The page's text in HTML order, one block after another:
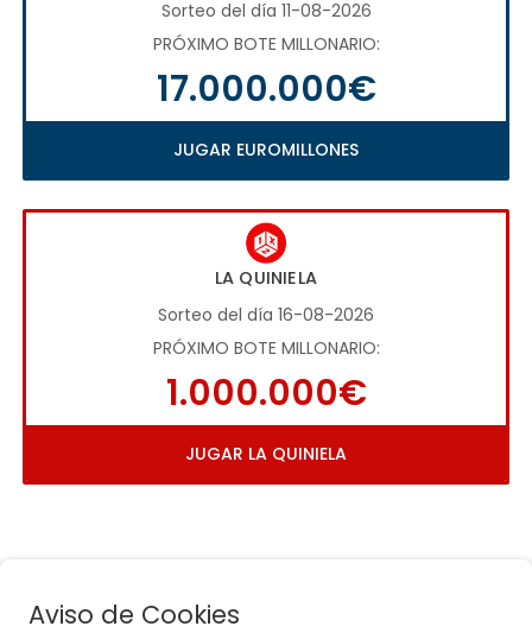
Sorteo del día 11-08-2026
PRÓXIMO BOTE MILLONARIO:
17.000.000€
JUGAR EUROMILLONES
LA QUINIELA
Sorteo del día 16-08-2026
PRÓXIMO BOTE MILLONARIO:
1.000.000€
JUGAR LA QUINIELA
Aviso de Cookies